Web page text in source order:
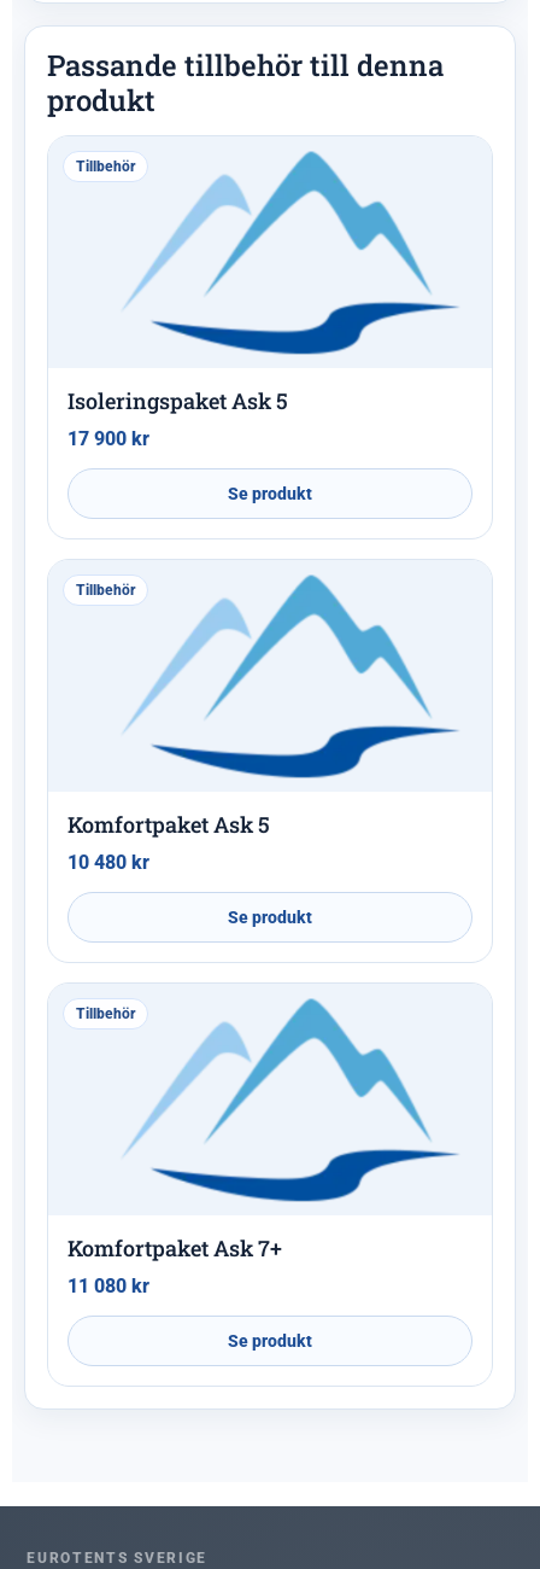
Passande tillbehör till denna
produkt
Tillbehör
Isoleringspaket Ask 5
17 900 kr
Se produkt
Tillbehör
Komfortpaket Ask 5
10 480 kr
Se produkt
Tillbehör
Komfortpaket Ask 7+
11 080 kr
Se produkt
EUROTENTS SVERIGE